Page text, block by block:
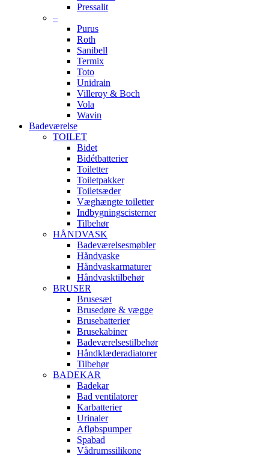
Pressalit
–
Purus
Roth
Sanibell
Termix
Toto
Unidrain
Villeroy & Boch
Vola
Wavin
Badeværelse
TOILET
Bidet
Bidétbatterier
Toiletter
Toiletpakker
Toiletsæder
Væghængte toiletter
Indbygningscisterner
Tilbehør
HÅNDVASK
Badeværelsesmøbler
Håndvaske
Håndvaskarmaturer
Håndvasktilbehør
BRUSER
Brusesæt
Brusedøre & vægge
Brusebatterier
Brusekabiner
Badeværelsestilbehør
Håndklæderadiatorer
Tilbehør
BADEKAR
Badekar
Bad ventilatorer
Karbatterier
Urinaler
Afløbspumper
Spabad
Vådrumssilikone